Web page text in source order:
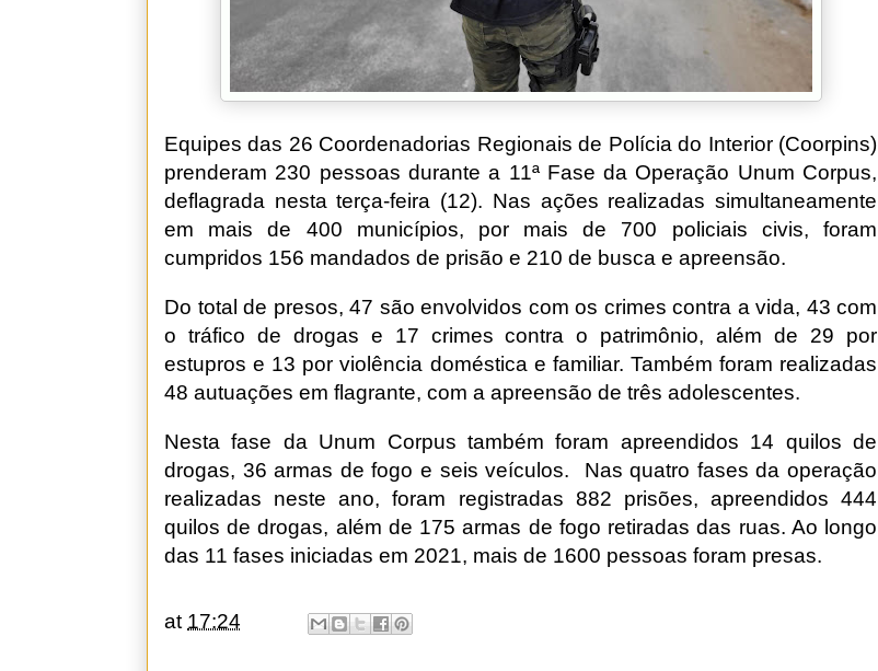
Equipes das 26 Coordenadorias Regionais de Polícia do Interior (Coorpins)
prenderam 230 pessoas durante a 11ª Fase da Operação Unum Corpus,
deflagrada nesta terça-feira (12). Nas ações realizadas simultaneamente
em mais de 400 municípios, por mais de 700 policiais civis, foram
cumpridos 156 mandados de prisão e 210 de busca e apreensão.
Do total de presos, 47 são envolvidos com os crimes contra a vida, 43 com
o tráfico de drogas e 17 crimes contra o patrimônio, além de 29 por
estupros e 13 por violência doméstica e familiar. Também foram realizadas
48 autuações em flagrante, com a apreensão de três adolescentes.
Nesta fase da Unum Corpus também foram apreendidos 14 quilos de
drogas, 36 armas de fogo e seis veículos. Nas quatro fases da operação
realizadas neste ano, foram registradas 882 prisões, apreendidos 444
quilos de drogas, além de 175 armas de fogo retiradas das ruas. Ao longo
das 11 fases iniciadas em 2021, mais de 1600 pessoas foram presas.
at 17:24